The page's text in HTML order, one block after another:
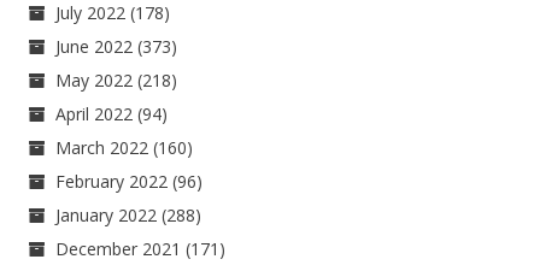
July 2022 (178)
June 2022 (373)
May 2022 (218)
April 2022 (94)
March 2022 (160)
February 2022 (96)
January 2022 (288)
December 2021 (171)